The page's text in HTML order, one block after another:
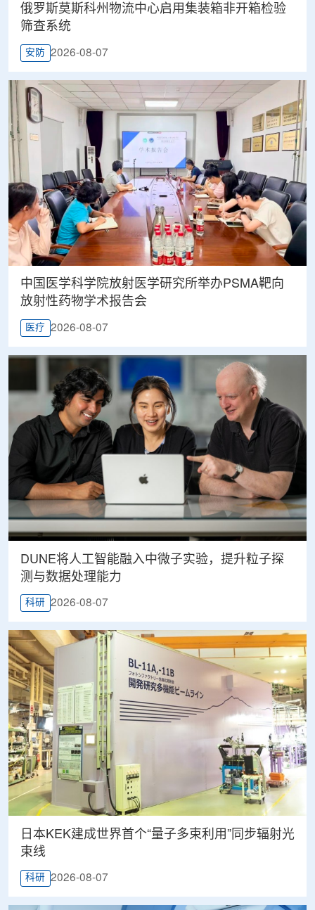
俄罗斯莫斯科州物流中心启用集装箱非开箱检验
筛查系统
安防 2026-08-07
中国医学科学院放射医学研究所举办PSMA靶向
放射性药物学术报告会
医疗 2026-08-07
DUNE将人工智能融入中微子实验，提升粒子探
测与数据处理能力
科研 2026-08-07
日本KEK建成世界首个“量子多束利用”同步辐射光
束线
科研 2026-08-07